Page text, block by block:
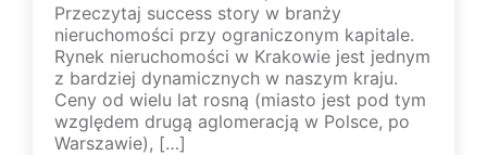
Przeczytaj success story w branży
nieruchomości przy ograniczonym kapitale.
Rynek nieruchomości w Krakowie jest jednym
z bardziej dynamicznych w naszym kraju.
Ceny od wielu lat rosną (miasto jest pod tym
względem drugą aglomeracją w Polsce, po
Warszawie), […]